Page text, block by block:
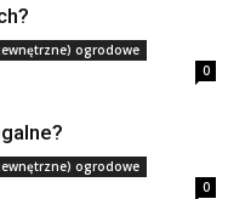
ogrodowe
0
ogrodowe
0